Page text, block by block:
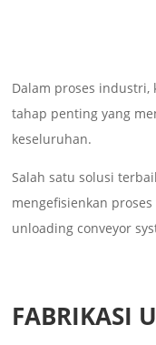
Dalam proses industri,
tahap penting yang
keseluruhan.
Salah satu solusi
mengefisienkan
unloading conveyor
FABRIKASI